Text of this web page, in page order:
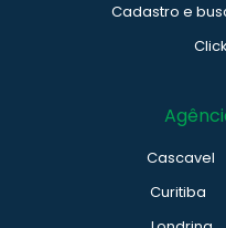
Cadastro e
Cascavel
Curitiba